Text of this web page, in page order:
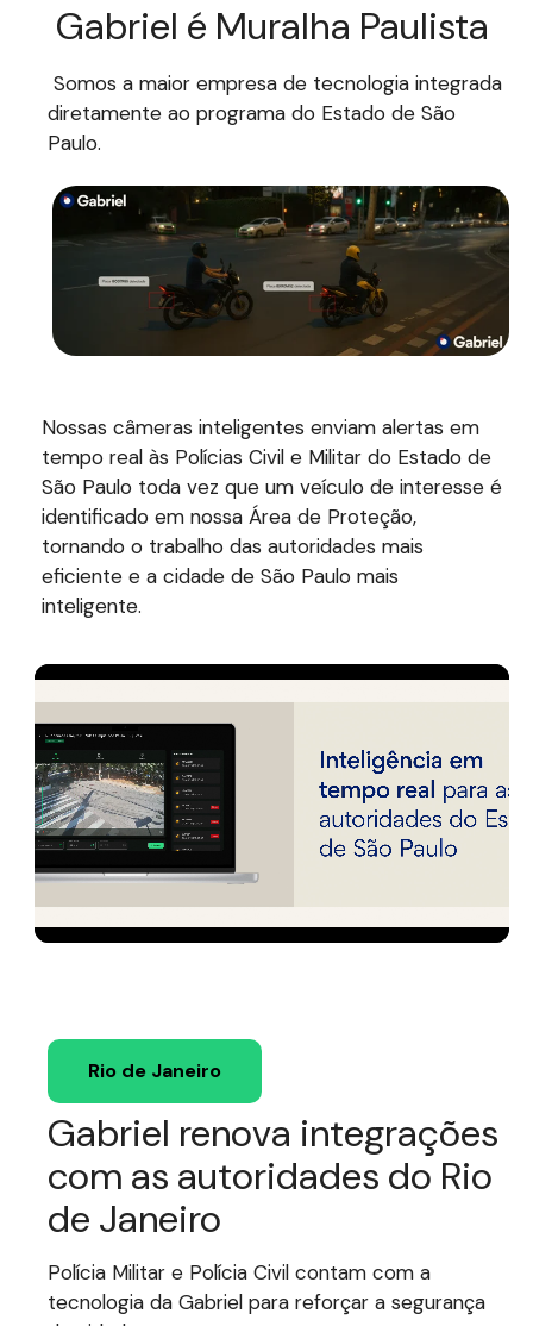
Gabriel é Muralha Paulista
Somos a maior empresa de tecnologia integrada
diretamente ao programa do Estado de São
Paulo.
Nossas câmeras inteligentes enviam alertas em
tempo real às Polícias Civil e Militar do Estado de
São Paulo toda vez que um veículo de interesse é
identificado em nossa Área de Proteção,
tornando o trabalho das autoridades mais
eficiente e a cidade de São Paulo mais
inteligente.
Rio de Janeiro
Gabriel renova integrações
com as autoridades do Rio
de Janeiro
Polícia Militar e Polícia Civil contam com a
tecnologia da Gabriel para reforçar a segurança